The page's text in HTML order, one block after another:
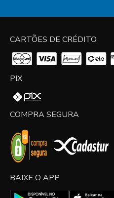
CARTÕES DE CRÉDITO
PIX
COMPRA SEGURA
BAIXE O APP